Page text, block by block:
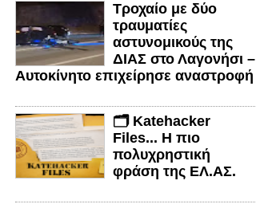
Τροχαίο με δύο
τραυματίες
αστυνομικούς της
ΔΙΑΣ στο Λαγονήσι –
Αυτοκίνητο επιχείρησε αναστροφή
🗂️ Katehacker
Files... Η πιο
πολυχρηστική
φράση της ΕΛ.ΑΣ.